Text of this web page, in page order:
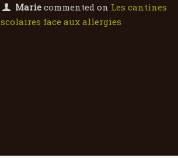
Mariecommented on Les cantines
scolaires face aux allergies